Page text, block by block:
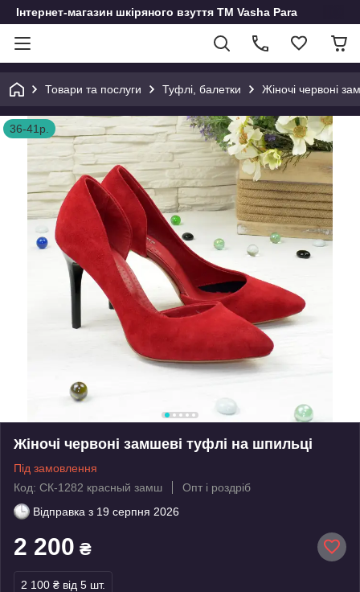
Інтернет-магазин шкіряного взуття ТМ Vasha Para
Товари та послуги Туфлі, балетки Жіночі червоні
36-41р.
Жіночі червоні замшеві туфлі на шпильці
Під замовлення
Код: СК-1282 красный замш
Опт і роздріб
Відправка з 19 серпня 2026
2 200 ₴
2 100 ₴ від 5 шт.